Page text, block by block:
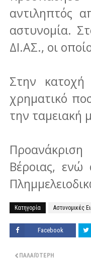
αντιληπτός
αστυνομία.
ΔΙ.ΑΣ., οι
Στην
χρηματικό
την ταμειακή
Βέροιας, ενώ
Κατηγορία Αστυνομικές
Facebook
ΠΑΛΑΙΌΤΕΡΗ